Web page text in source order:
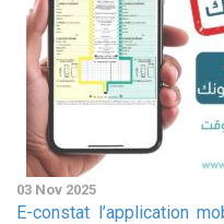
03 Nov 2025
E-constat l’application